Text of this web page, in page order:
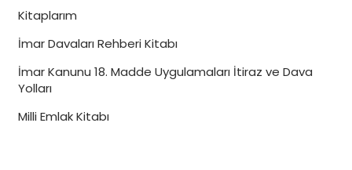
Kitaplarım
İmar Davaları Rehberi Kitabı
İmar Kanunu 18. Madde Uygulamaları İtiraz ve Dava
Yolları
Milli Emlak Kitabı